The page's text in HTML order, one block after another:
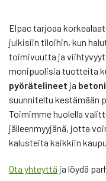
Elpac tarjoaa
julkisiin tiloihin, kun
toimivuutta ja
monipuolisia tuotteita
pyörätelineet ja
suunniteltu kestämään
Toimimme huolella
jälleenmyyjänä, jotta
kalusteita kaikkiin
Ota yhteyttä ja löydä